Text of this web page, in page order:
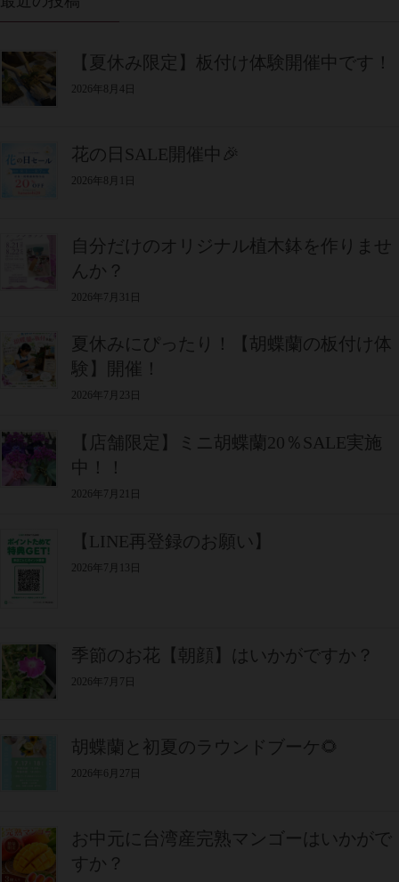
【夏休み限定】板付け体験開催中です！
2026年8月4日
花の日SALE開催中🎉
2026年8月1日
自分だけのオリジナル植木鉢を作りませ
んか？
2026年7月31日
夏休みにぴったり！【胡蝶蘭の板付け体
験】開催！
2026年7月23日
【店舗限定】ミニ胡蝶蘭20％SALE実施
中！！
2026年7月21日
【LINE再登録のお願い】
2026年7月13日
季節のお花【朝顔】はいかがですか？
2026年7月7日
胡蝶蘭と初夏のラウンドブーケ🌻
2026年6月27日
お中元に台湾産完熟マンゴーはいかがで
すか？